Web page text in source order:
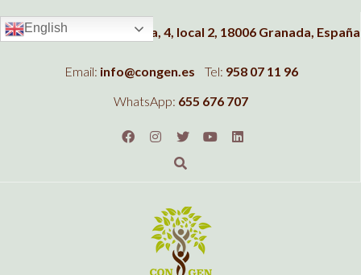
Dirección: C/Albahaca, 4, local 2, 18006 Granada, España
Email: info@congen.es Tel: 958 07 11 96
WhatsApp: 655 676 707
English